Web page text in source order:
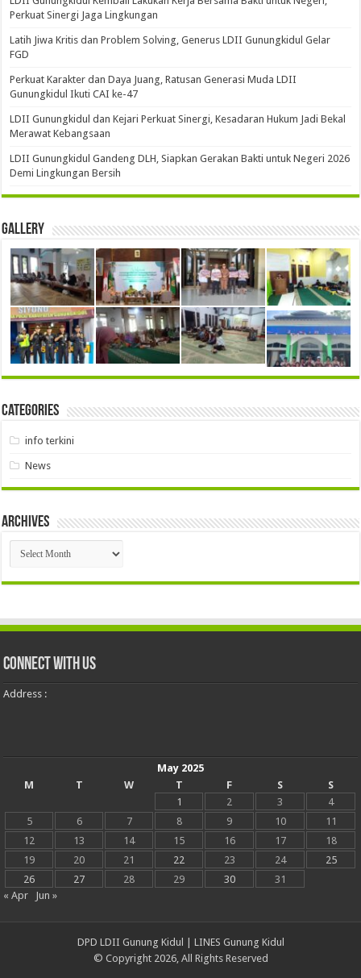
Perkuat Sinergi Jaga Lingkungan
Latih Jiwa Kritis dan Problem Solving, Generus LDII Gunungkidul Gelar
FGD
Perkuat Karakter dan Daya Juang, Ratusan Generasi Muda LDII
Gunungkidul Ikuti CAI ke-47
LDII Gunungkidul dan Kejari Perkuat Sinergi, Kesadaran Hukum Jadi Bekal
Merawat Kebangsaan
LDII Gunungkidul Gandeng DLH, Siapkan Gerakan Bakti untuk Negeri 2026
Demi Lingkungan Bersih
Gallery
Categories
info terkini
News
Archives
Archives
Connect With Us
Address :
May 2025
M
T W T F S
S
1
2 3
4
5
6 7 8 9 10
11
12
13 14 15 16 17
18
19
20 21 22 23 24
25
26
27 28 29 30
31
« Apr
Jun »
DPD LDII Gunung Kidul
LINES Gunung Kidul
© Copyright 2026, All Rights Reserved